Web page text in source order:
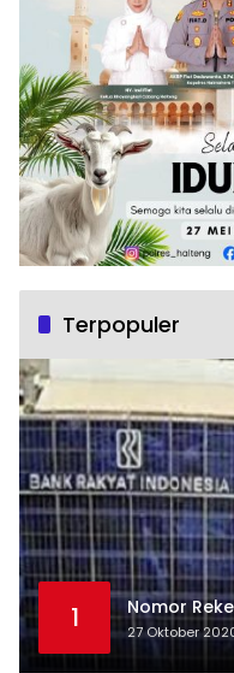
Terpopuler
1 Nomor
27 Oktober